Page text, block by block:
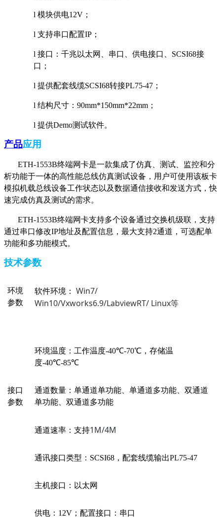
l 模块供电12V ；
l 支持串口配置IP ；
l 接口：千兆以太网、串口、供电接口、 SCSI68接
口；
l 提供配套线缆SCSI68转接PL75-47 ；
l 结构尺寸： 90mm*150mm*22mm ；
l 提供Demo测试软件。
产品应用
ETH-1553B终端网卡是一款集成了仿真、测试、监控和分
析功能于一体的高性能总线仿真测试设备，用户可使用该板卡
模拟机载总线设备工作状态以及数据通信接收和发送方式，快
速完成仿真及测试的需求。
ETH-1553B终端网卡支持多个设备通过交换机级联，支持
通过串口修改IP地址及配置信息，最大支持2通道，可选配单
功能和多功能模式。
技术参数
环境
参数
软件环境：
Win7/
Win10/Vxworks6.9/LabviewRT/ Linux等
环境温度：工作温度-40℃-70℃ ，存储温
度-40℃-85℃
接口
参数
通道数量：单通道单功能、单通道多功能、双通道
单功能、双通道多功能
通道速率：支持1M/4M
通讯接口类型： SCSI68 ，配套线缆输出PL75-47
主机接口：以太网
供电： 12V ；配置接口：串口